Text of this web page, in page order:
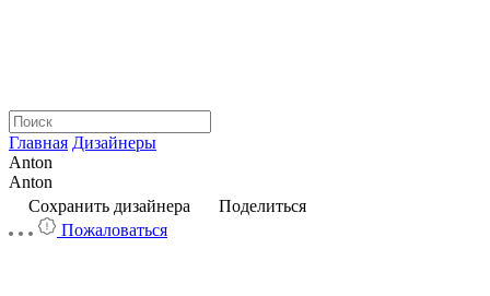
Главная Дизайнеры
Anton
Anton
Сохранить дизайнера
Поделиться
Пожаловаться